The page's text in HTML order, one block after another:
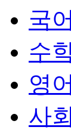
국어
수
영어
사